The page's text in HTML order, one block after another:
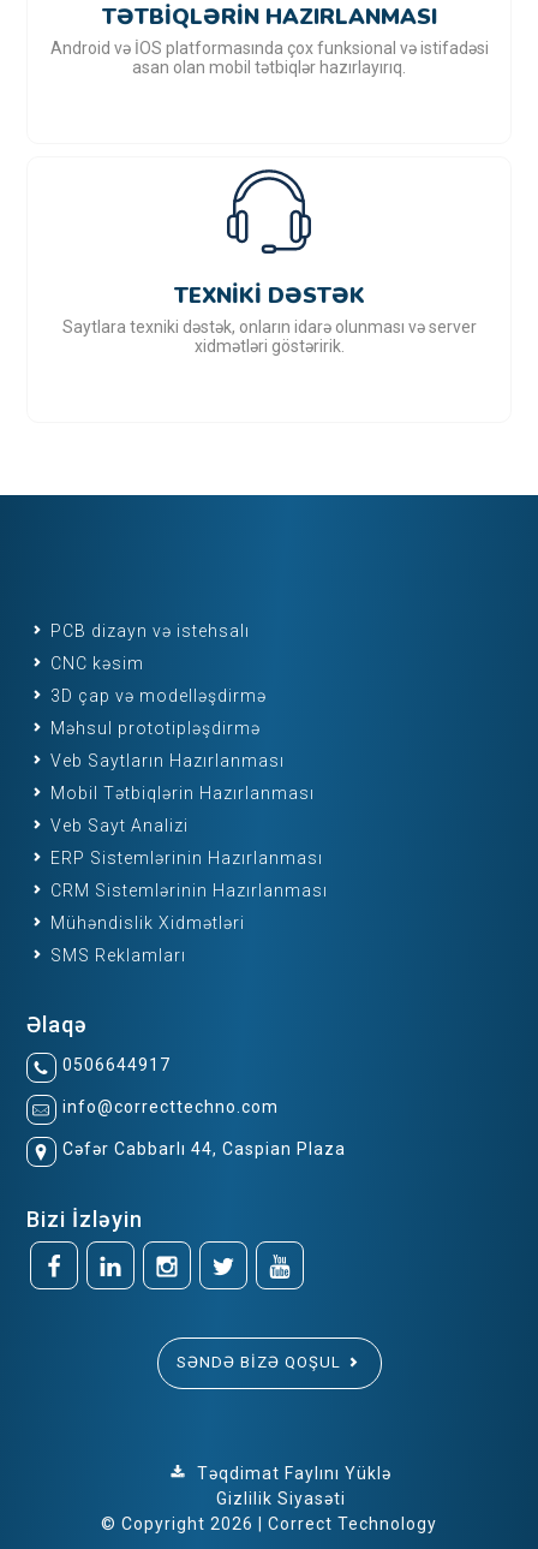
TƏTBIQLƏRIN HAZIRLANMASI
Android və İOS platformasında çox funksional və istifadəsi
asan olan mobil tətbiqlər hazırlayırıq.
TEXNIKI DƏSTƏK
Saytlara texniki dəstək, onların idarə olunması və server
xidmətləri göstəririk.
PCB dizayn və istehsalı
CNC kəsim
3D çap və modelləşdirmə
Məhsul prototipləşdirmə
Veb Saytların Hazırlanması
Mobil Tətbiqlərin Hazırlanması
Veb Sayt Analizi
ERP Sistemlərinin Hazırlanması
CRM Sistemlərinin Hazırlanması
Mühəndislik Xidmətləri
SMS Reklamları
Əlaqə
0506644917
info@correcttechno.com
Cəfər Cabbarlı 44, Caspian Plaza
Bizi İzləyin
SƏNDƏ BIZƏ QOŞUL
Təqdimat Faylını Yüklə
Gizlilik Siyasəti
© Copyright 2026 | Correct Technology